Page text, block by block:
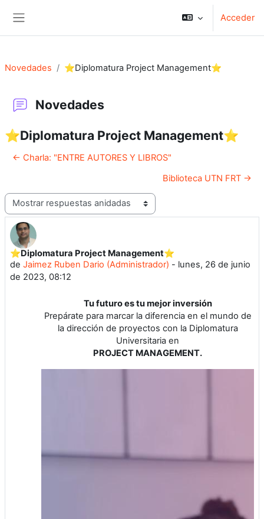
Acceder
Novedades ⭐Diplomatura Project Management⭐
Novedades
⭐Diplomatura Project Management⭐
← Charla: "ENTRE AUTORES Y LIBROS"
Biblioteca UTN FRT →
Mostrar modo
⭐Diplomatura Project Management⭐
de Jaimez Ruben Dario (Administrador) - lunes, 26 de junio
de 2023, 08:12
Número de respuestas: 0
Tu futuro es tu mejor inversión
Prepárate paramarcar la diferencia en el mundo de
la dirección de proyectos con la Diplomatura
Universitaria en
PROJECT MANAGEMENT.